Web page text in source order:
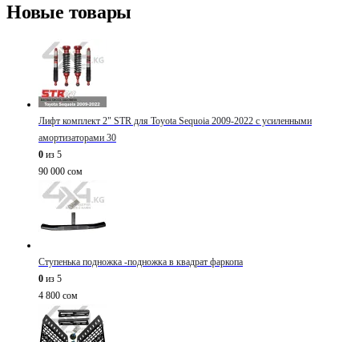
Новые товары
Лифт комплект 2" STR для Toyota Sequoia 2009-2022 с усиленными
амортизаторами 30
0 из 5
90 000 сом
Ступенька подножка -подножка в квадрат фаркопа
0 из 5
4 800 сом